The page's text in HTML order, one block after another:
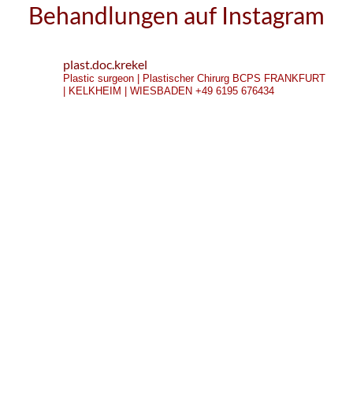
Behandlungen auf Instagram
plast.doc.krekel
Plastic surgeon | Plastischer Chirurg BCPS FRANKFURT
| KELKHEIM | WIESBADEN +49 6195 676434